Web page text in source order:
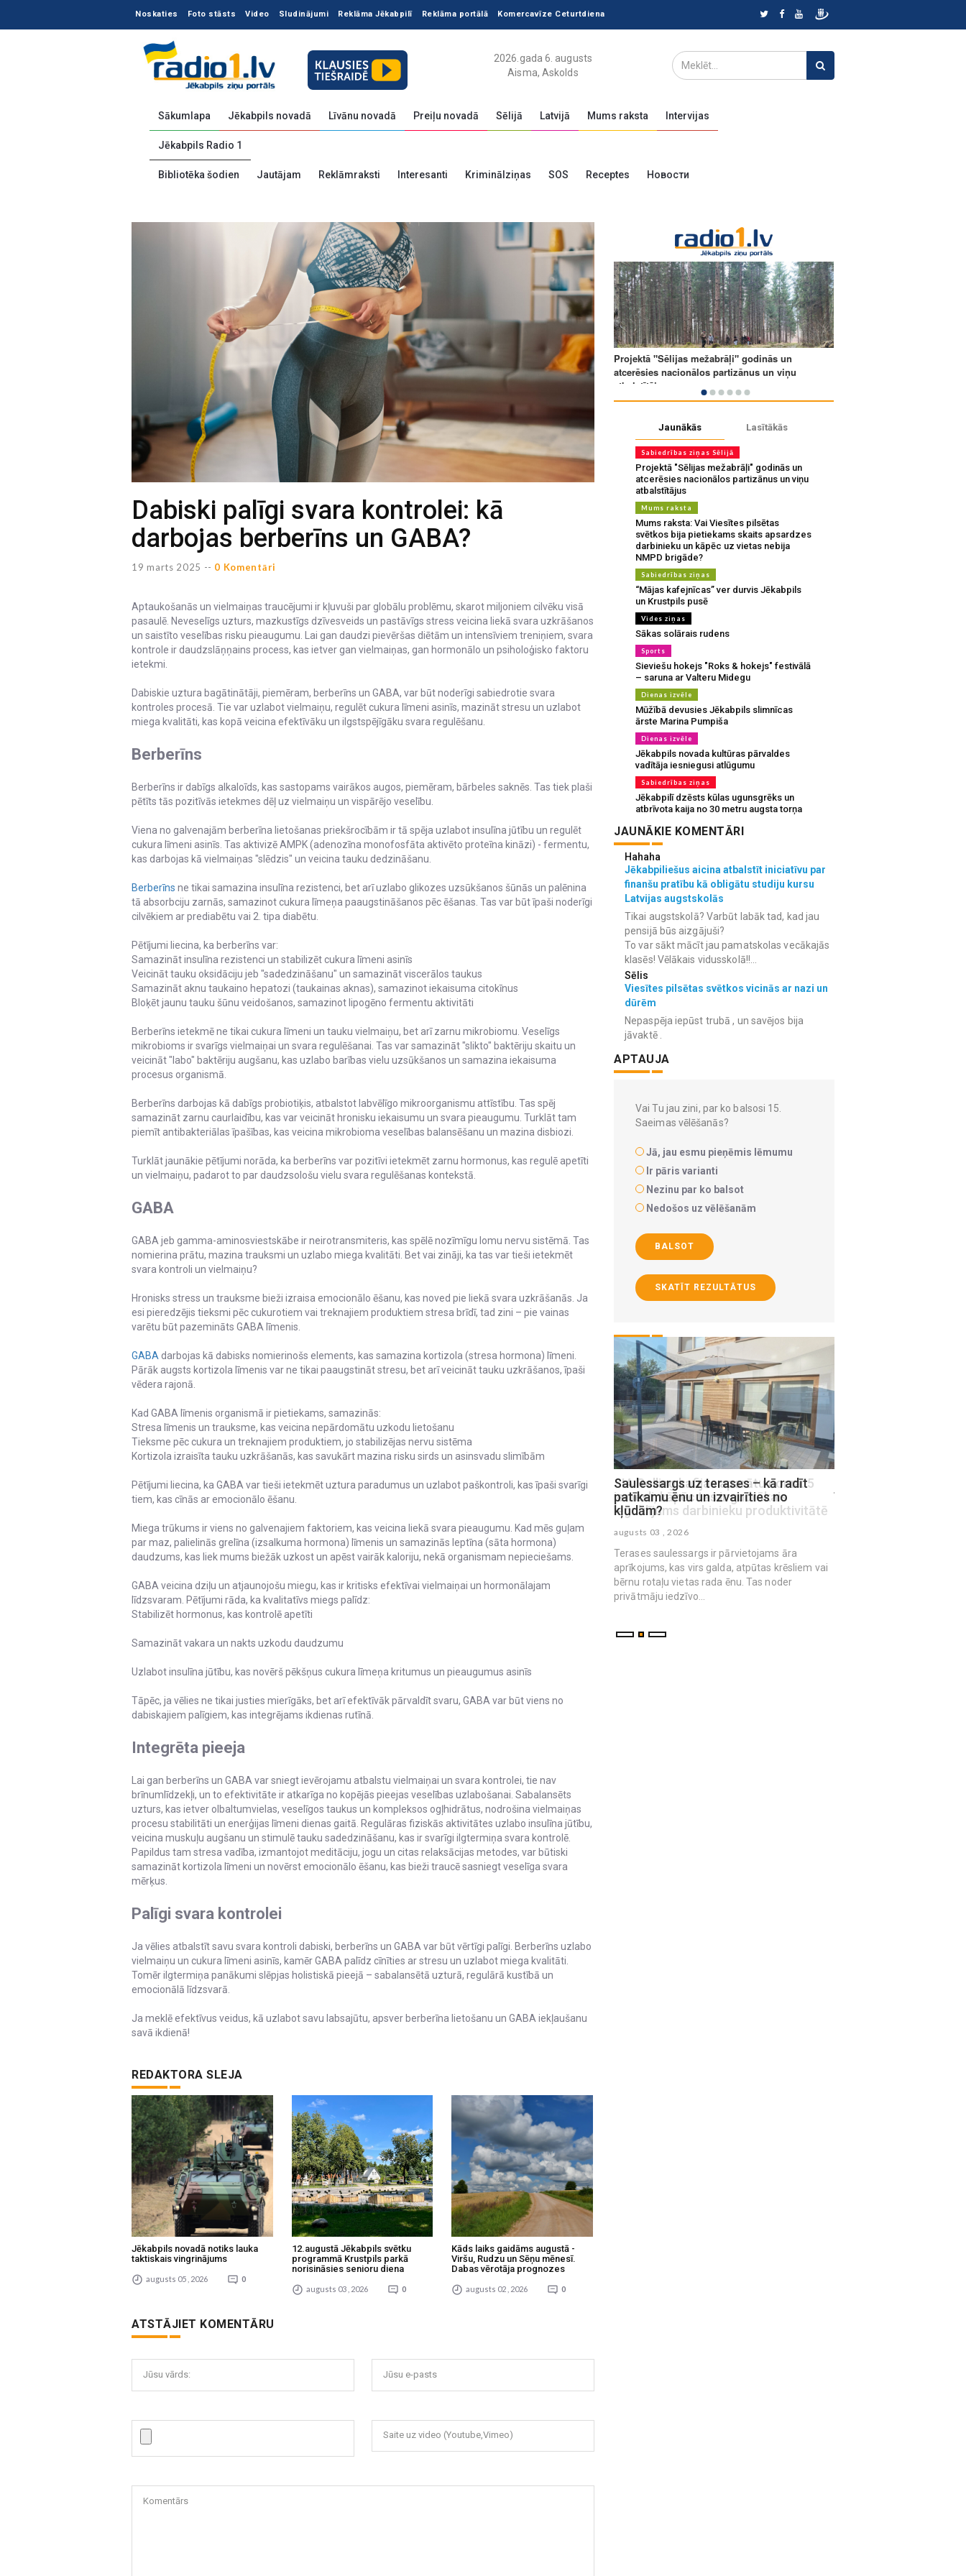
Noskaties Foto stāsts Video Sludinājumi Reklāma Jēkabpilī Reklāma portālā Komercavīze Ceturtdiena
2026.gada 6. augusts
Aisma, Askolds
Sākumlapa Jēkabpils novadā Līvānu novadā Preiļu novadā Sēlijā Latvijā Mums raksta Intervijas
Jēkabpils Radio 1
Bibliotēka šodien Jautājam Reklāmraksti Interesanti Kriminālziņas SOS Receptes Новости
Dabiski palīgi svara kontrolei: kā
darbojas berberīns un GABA?
19 marts 2025 -- 0 Komentāri
Aptaukošanās un vielmaiņas traucējumi ir kļuvuši par globālu problēmu, skarot miljoniem cilvēku visā
pasaulē. Neveselīgs uzturs, mazkustīgs dzīvesveids un pastāvīgs stress veicina liekā svara uzkrāšanos
un saistīto veselības risku pieaugumu. Lai gan daudzi pievēršas diētām un intensīviem treniņiem, svara
kontrole ir daudzslāņņains process, kas ietver gan vielmaiņas, gan hormonālo un psiholoģisko faktoru
ietekmi.
Dabiskie uztura bagātinātāji, piemēram, berberīns un GABA, var būt noderīgi sabiedrotie svara
kontroles procesā. Tie var uzlabot vielmaiņu, regulēt cukura līmeni asinīs, mazināt stresu un uzlabot
miega kvalitāti, kas kopā veicina efektīvāku un ilgstspējīgāku svara regulēšanu.
Berberīns
Berberīns ir dabīgs alkaloīds, kas sastopams vairākos augos, piemēram, bārbeles saknēs. Tas tiek plaši
pētīts tās pozitīvās ietekmes dēļ uz vielmaiņu un vispārējo veselību.
Viena no galvenajām berberīna lietošanas priekšrocībām ir tā spēja uzlabot insulīna jūtību un regulēt
cukura līmeni asinīs. Tas aktivizē AMPK (adenozīna monofosfāta aktivēto proteīna kināzi) - fermentu,
kas darbojas kā vielmaiņas "slēdzis" un veicina tauku dedzināšanu.
Berberīns ne tikai samazina insulīna rezistenci, bet arī uzlabo glikozes uzsūkšanos šūnās un palēnina
tā absorbciju zarnās, samazinot cukura līmeņa paaugstināšanos pēc ēšanas. Tas var būt īpaši noderīgi
cilvēkiem ar prediabētu vai 2. tipa diabētu.
Pētījumi liecina, ka berberīns var:
Samazināt insulīna rezistenci un stabilizēt cukura līmeni asinīs
Veicināt tauku oksidāciju jeb "sadedzināšanu" un samazināt viscerālos taukus
Samazināt aknu taukaino hepatozi (taukainas aknas), samazinot iekaisuma citokīnus
Bloķēt jaunu tauku šūnu veidošanos, samazinot lipogēno fermentu aktivitāti
Berberīns ietekmē ne tikai cukura līmeni un tauku vielmaiņu, bet arī zarnu mikrobiomu. Veselīgs
mikrobioms ir svarīgs vielmaiņai un svara regulēšanai. Tas var samazināt "slikto" baktēriju skaitu un
veicināt "labo" baktēriju augšanu, kas uzlabo barības vielu uzsūkšanos un samazina iekaisuma
procesus organismā.
Berberīns darbojas kā dabīgs probiotiķis, atbalstot labvēlīgo mikroorganismu attīstību. Tas spēj
samazināt zarnu caurlaidību, kas var veicināt hronisku iekaisumu un svara pieaugumu. Turklāt tam
piemīt antibakteriālas īpašības, kas veicina mikrobioma veselības balansēšanu un mazina disbiozi.
Turklāt jaunākie pētījumi norāda, ka berberīns var pozitīvi ietekmēt zarnu hormonus, kas regulē apetīti
un vielmaiņu, padarot to par daudzsološu vielu svara regulēšanas kontekstā.
GABA
GABA jeb gamma-aminosviestskābe ir neirotransmiteris, kas spēlē nozīmīgu lomu nervu sistēmā. Tas
nomierina prātu, mazina trauksmi un uzlabo miega kvalitāti. Bet vai zināji, ka tas var tieši ietekmēt
svara kontroli un vielmaiņu?
Hronisks stress un trauksme bieži izraisa emocionālo ēšanu, kas noved pie liekā svara uzkrāšanās. Ja
esi pieredzējis tieksmi pēc cukurotiem vai treknajiem produktiem stresa brīdī, tad zini – pie vainas
varētu būt pazemināts GABA līmenis.
GABA darbojas kā dabisks nomierinošs elements, kas samazina kortizola (stresa hormona) līmeni.
Pārāk augsts kortizola līmenis var ne tikai paaugstināt stresu, bet arī veicināt tauku uzkrāšanos, īpaši
vēdera rajonā.
Kad GABA līmenis organismā ir pietiekams, samazinās:
Stresa līmenis un trauksme, kas veicina nepārdomātu uzkodu lietošanu
Tieksme pēc cukura un treknajiem produktiem, jo stabilizējas nervu sistēma
Kortizola izraisīta tauku uzkrāšanās, kas savukārt mazina risku sirds un asinsvadu slimībām
Pētījumi liecina, ka GABA var tieši ietekmēt uztura paradumus un uzlabot paškontroli, kas īpaši svarīgi
tiem, kas cīnās ar emocionālo ēšanu.
Miega trūkums ir viens no galvenajiem faktoriem, kas veicina liekā svara pieaugumu. Kad mēs guļam
par maz, palielinās grelīna (izsalkuma hormona) līmenis un samazinās leptīna (sāta hormona)
daudzums, kas liek mums biežāk uzkost un apēst vairāk kaloriju, nekā organismam nepieciešams.
GABA veicina dziļu un atjaunojošu miegu, kas ir kritisks efektīvai vielmaiņai un hormonālajam
līdzsvaram. Pētījumi rāda, ka kvalitatīvs miegs palīdz:
Stabilizēt hormonus, kas kontrolē apetīti
Samazināt vakara un nakts uzkodu daudzumu
Uzlabot insulīna jūtību, kas novērš pēkšņus cukura līmeņa kritumus un pieaugumus asinīs
Tāpēc, ja vēlies ne tikai justies mierīgāks, bet arī efektīvāk pārvaldīt svaru, GABA var būt viens no
dabiskajiem palīgiem, kas integrējams ikdienas rutīnā.
Integrēta pieeja
Lai gan berberīns un GABA var sniegt ievērojamu atbalstu vielmaiņai un svara kontrolei, tie nav
brīnumlīdzekļi, un to efektivitāte ir atkarīga no kopējās pieejas veselības uzlabošanai. Sabalansēts
uzturs, kas ietver olbaltumvielas, veselīgos taukus un kompleksos ogļhidrātus, nodrošina vielmaiņas
procesu stabilitāti un enerģijas līmeni dienas gaitā. Regulāras fiziskās aktivitātes uzlabo insulīna jūtību,
veicina muskuļu augšanu un stimulē tauku sadedzināšanu, kas ir svarīgi ilgtermiņa svara kontrolē.
Papildus tam stresa vadība, izmantojot meditāciju, jogu un citas relaksācijas metodes, var būtiski
samazināt kortizola līmeni un novērst emocionālo ēšanu, kas bieži traucē sasniegt veselīga svara
mērķus.
Palīgi svara kontrolei
Ja vēlies atbalstīt savu svara kontroli dabiski, berberīns un GABA var būt vērtīgi palīgi. Berberīns uzlabo
vielmaiņu un cukura līmeni asinīs, kamēr GABA palīdz cīnīties ar stresu un uzlabot miega kvalitāti.
Tomēr ilgtermiņa panākumi slēpjas holistiskā pieejā – sabalansētā uzturā, regulārā kustībā un
emocionālā līdzsvarā.
Ja meklē efektīvus veidus, kā uzlabot savu labsajūtu, apsver berberīna lietošanu un GABA iekļaušanu
savā ikdienā!
REDAKTORA SLEJA
Jēkabpils novadā notiks lauka
taktiskais vingrinājums
augusts 05 , 2026 0
12.augustā Jēkabpils svētku
programmā Krustpils parkā
norisināsies senioru diena
augusts 03 , 2026 0
Kāds laiks gaidāms augustā -
Viršu, Rudzu un Sēņu mēnesī.
Dabas vērotāja prognozes
augusts 02 , 2026 0
ATSTĀJIET KOMENTĀRU
Jūsu vārds: Jūsu e-pasts
Saite uz video (Youtube,Vimeo)
Komentārs
Jaunākās Lasītākās
Sabiedrības ziņas Sēlijā
Projektā "Sēlijas mežabrāļi" godinās un
atcerēsies nacionālos partizānus un viņu
atbalstītājus
Mums raksta
Mums raksta: Vai Viesītes pilsētas
svētkos bija pietiekams skaits apsardzes
darbinieku un kāpēc uz vietas nebija
NMPD brigāde?
Sabiedrības ziņas
“Mājas kafejnīcas” ver durvis Jēkabpils
un Krustpils pusē
Vides ziņas
Sākas solārais rudens
Sports
Sieviešu hokejs "Roks & hokejs" festivālā
– saruna ar Valteru Midegu
Dienas izvēle
Mūžībā devusies Jēkabpils slimnīcas
ārste Marina Pumpiša
Dienas izvēle
Jēkabpils novada kultūras pārvaldes
vadītāja iesniegusi atlūgumu
Sabiedrības ziņas
Jēkabpilī dzēsts kūlas ugunsgrēks un
atbrīvota kaija no 30 metru augsta torņa
JAUNĀKIE KOMENTĀRI
Hahaha
Jēkabpiliešus aicina atbalstīt iniciatīvu par
finanšu pratību kā obligātu studiju kursu
Latvijas augstskolās
Tikai augstskolā? Varbūt labāk tad, kad jau
pensijā būs aizgājuši?
To var sākt mācīt jau pamatskolas vecākajās
klasēs! Vēlākais vidusskolā!!...
Sēlis
Viesītes pilsētas svētkos vicinās ar nazi un
dūrēm
Nepaspēja iepūst trubā , un savējos bija
jāvaktē .
APTAUJA
Vai Tu jau zini, par ko balsosi 15.
Saeimas vēlēšanās?
Jā, jau esmu pieņēmis lēmumu
Ir pāris varianti
Nezinu par ko balsot
Nedošos uz vēlēšanām
BALSOT
SKATĪT REZULTĀTUS
SIA Rolling kafijas aparātu noma: 5
augusts 04 , 2026
Saulessargs uz terases – kā radīt
patīkamu ēnu un izvairīties no
kļūdām?
augusts 03 , 2026
Terases saulessargs ir pārvietojams āra
aprīkojums, kas virs galda, atpūtas krēsliem vai
bērnu rotaļu vietas rada ēnu. Tas noder
privātmāju iedzīvo...